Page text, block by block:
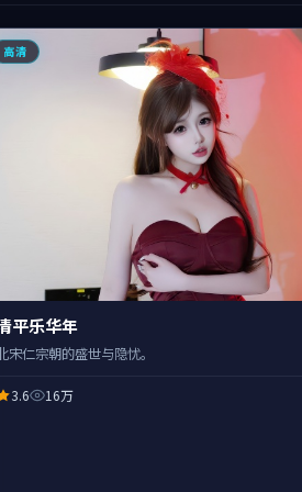
高清
平乐华年
宋仁宗朝的盛世与隐忧。
3.6 16万